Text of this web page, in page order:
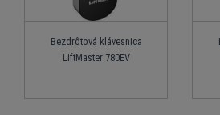
Bezdrôtová klávesnica
LiftMaster 780EV